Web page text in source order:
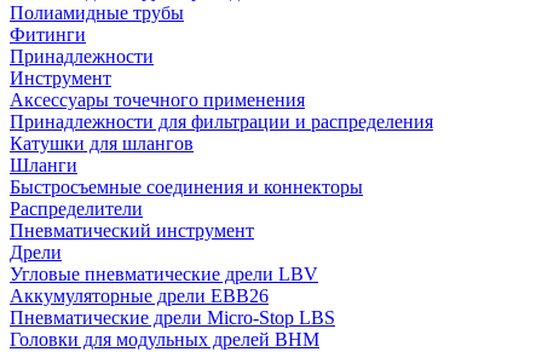
Полиамидные трубы
Фитинги
Принадлежности
Инструмент
Аксессуары точечного применения
Принадлежности для фильтрации и распределения
Катушки для шлангов
Шланги
Быстросъемные соединения и коннекторы
Распределители
Пневматический инструмент
Дрели
Угловые пневматические дрели LBV
Аккумуляторные дрели EBB26
Пневматические дрели Micro-Stop LBS
Головки для модульных дрелей BHM